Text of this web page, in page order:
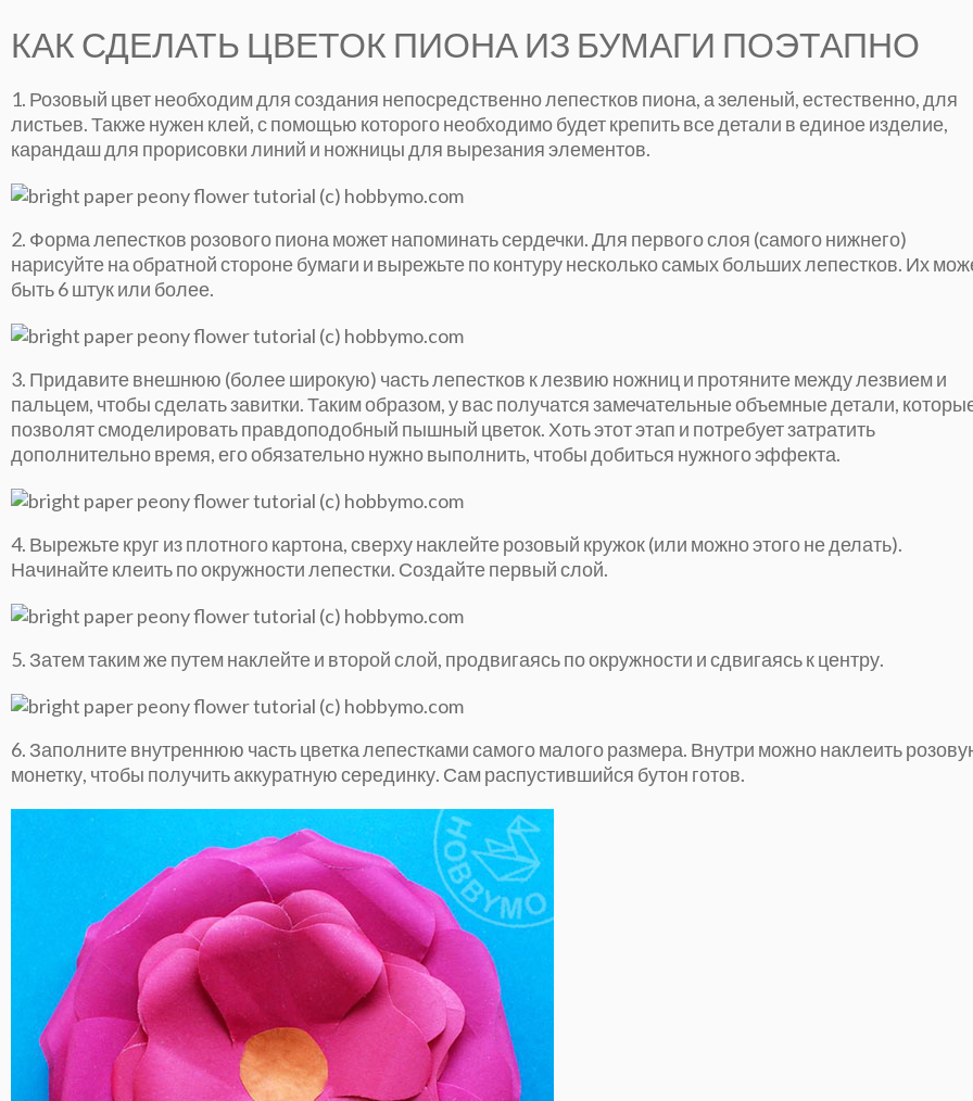
КАК СДЕЛАТЬ ЦВЕТОК ПИОНА ИЗ БУМАГИ ПОЭТАПНО
1. Розовый цвет необходим для создания непосредственно лепестков пиона, а зеленый, естественно, для
листьев. Также нужен клей, с помощью которого необходимо будет крепить все детали в единое изделие,
карандаш для прорисовки линий и ножницы для вырезания элементов.
2. Форма лепестков розового пиона может напоминать сердечки. Для первого слоя (самого нижнего)
нарисуйте на обратной стороне бумаги и вырежьте по контуру несколько самых больших лепестков. Их
быть 6 штук или более.
3. Придавите внешнюю (более широкую) часть лепестков к лезвию ножниц и протяните между лезвием и
пальцем, чтобы сделать завитки. Таким образом, у вас получатся замечательные объемные детали,
позволят смоделировать правдоподобный пышный цветок. Хоть этот этап и потребует затратить
дополнительно время, его обязательно нужно выполнить, чтобы добиться нужного эффекта.
4. Вырежьте круг из плотного картона, сверху наклейте розовый кружок (или можно этого не делать).
Начинайте клеить по окружности лепестки. Создайте первый слой.
5. Затем таким же путем наклейте и второй слой, продвигаясь по окружности и сдвигаясь к центру.
6. Заполните внутреннюю часть цветка лепестками самого малого размера. Внутри можно наклеить
монетку, чтобы получить аккуратную серединку. Сам распустившийся бутон готов.